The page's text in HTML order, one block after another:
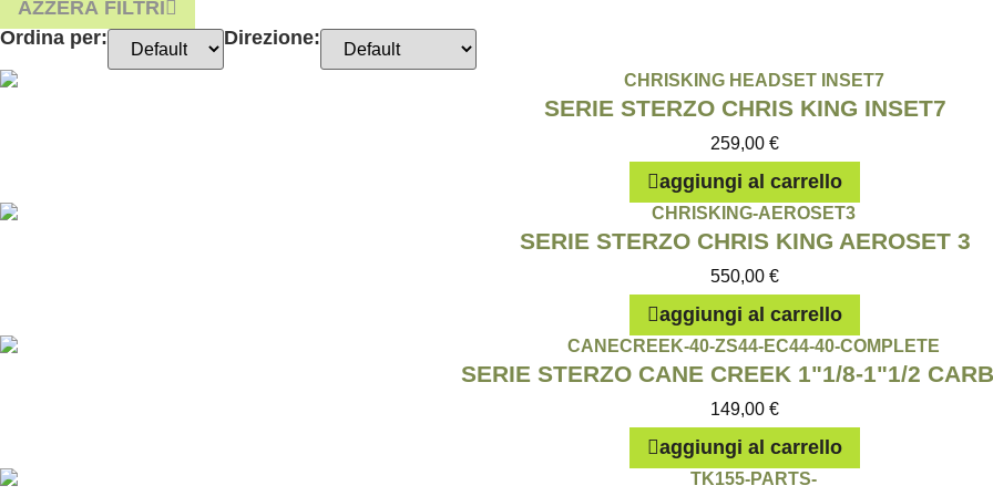
AZZERA FILTRI
Ordina per:
Direzione:
SERIE STERZO CHRIS KING INSET7
259,00 €
aggiungi al carrello
SERIE STERZO CHRIS KING AEROSET 3
550,00 €
aggiungi al carrello
SERIE STERZO CANE CREEK 1"1/8-1"1/2
149,00 €
aggiungi al carrello